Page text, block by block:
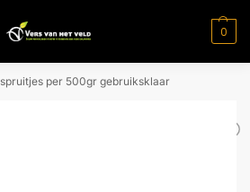
0
spruitjes per 500gr gebruiksklaar